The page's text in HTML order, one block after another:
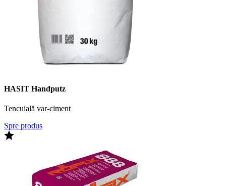
HASIT Handputz
Tencuială var-ciment
Spre produs